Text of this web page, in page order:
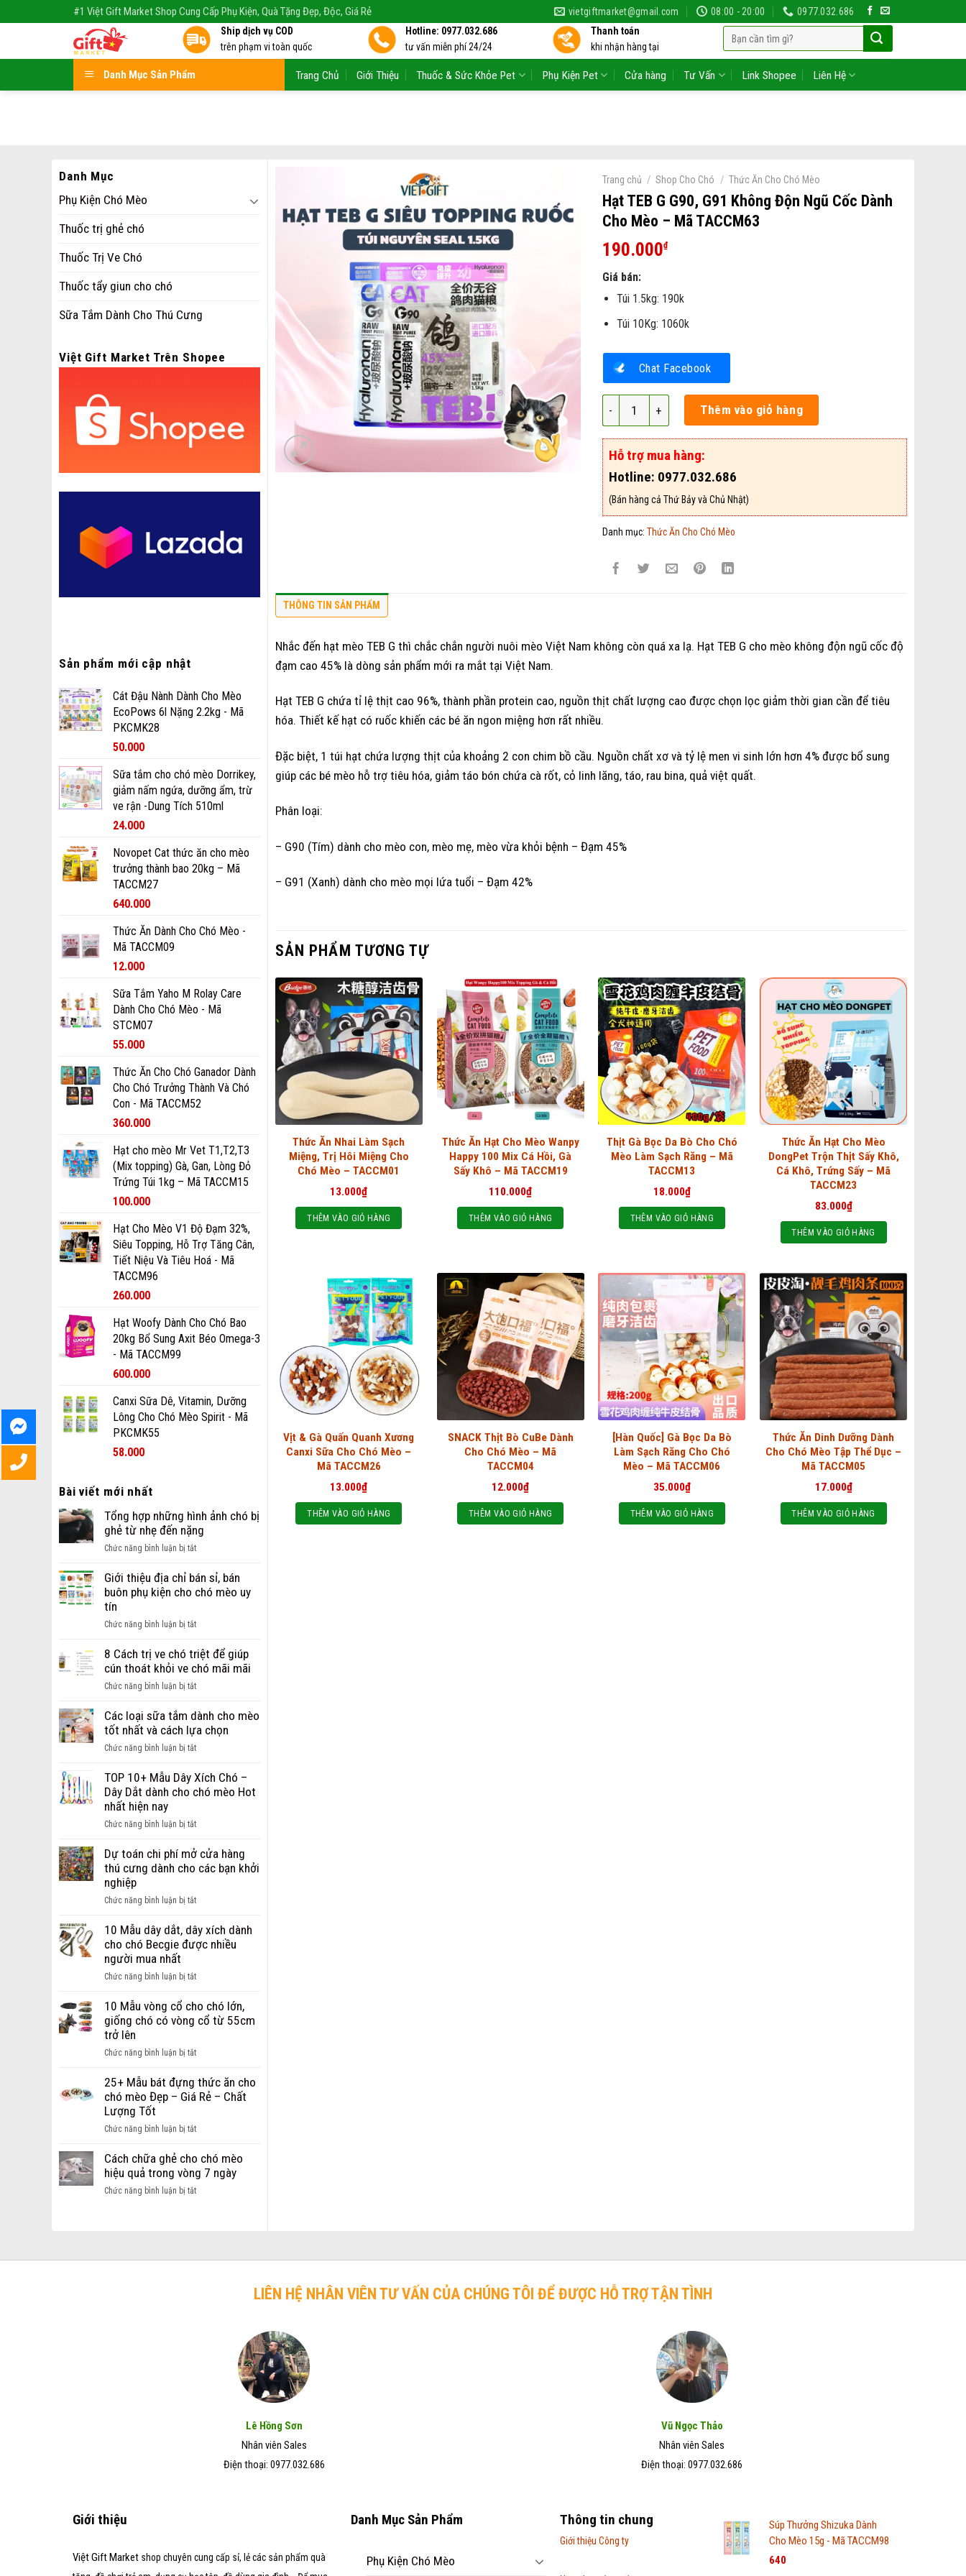
#1 Việt Gift Market Shop Cung Cấp Phụ Kiện, Quà Tặng Đẹp, Độc, Giá Rẻ vietgiftmarket@gmail.com 08:00 - 20:00
0977.032.686
Ship dịch vụ COD
trên phạm vi toàn quốc
Hotline: 0977.032.686
tư vấn miễn phí 24/24
Thanh toán
khi nhận hàng tại
Tìm
kiếm:
Danh Mục Sản Phẩm Trang Chủ Giới Thiệu Thuốc & Sức Khỏe Pet Phụ Kiện Pet Cửa hàng Tư Vấn Link Shopee Liên Hệ
Danh Mục
Phụ Kiện Chó Mèo
Thuốc trị ghẻ chó
Thuốc Trị Ve Chó
Thuốc tẩy giun cho chó
Sữa Tắm Dành Cho Thú Cưng
Việt Gift Market Trên Shopee
Sản phẩm mới cập nhật
Cát Đậu Nành Dành Cho Mèo
EcoPows 6l Nặng 2.2kg - Mã
PKCMK28
50.000
Sữa tắm cho chó mèo Dorrikey,
giảm nấm ngứa, dưỡng ẩm, trừ
ve rận -Dung Tích 510ml
24.000
Novopet Cat thức ăn cho mèo
trưởng thành bao 20kg – Mã
TACCM27
640.000
Thức Ăn Dành Cho Chó Mèo -
Mã TACCM09
12.000
Sữa Tắm Yaho M Rolay Care
Dành Cho Chó Mèo - Mã
STCM07
55.000
Thức Ăn Cho Chó Ganador Dành
Cho Chó Trưởng Thành Và Chó
Con - Mã TACCM52
360.000
Hạt cho mèo Mr Vet T1,T2,T3
(Mix topping) Gà, Gan, Lòng Đỏ
Trứng Túi 1kg – Mã TACCM15
100.000
Hạt Cho Mèo V1 Độ Đạm 32%,
Siêu Topping, Hỗ Trợ Tăng Cân,
Tiết Niệu Và Tiêu Hoá - Mã
TACCM96
260.000
Hạt Woofy Dành Cho Chó Bao
20kg Bổ Sung Axit Béo Omega-3
- Mã TACCM99
600.000
Canxi Sữa Dê, Vitamin, Dưỡng
Lông Cho Chó Mèo Spirit - Mã
PKCMK55
58.000
Bài viết mới nhất
Tổng hợp những hình ảnh chó bị
ghẻ từ nhẹ đến nặng
Chức năng bình luận bị tắtở
hợp
những
chó
ghẻ
từ
nhẹ
nặng
Giới thiệu địa chỉ bán sỉ, bán
buôn phụ kiện cho chó mèo uy
tín
Chức năng bình luận bị tắtở
thiệu
địa
bán
bán
buôn
phụ
cho
chó
tín
8 Cách trị ve chó triệt để giúp
cún thoát khỏi ve chó mãi mãi
Chức năng bình luận bị tắtở
Cách
trị
chó
để
giúp
thoát
ve
chó
Các loại sữa tắm dành cho mèo
tốt nhất và cách lựa chọn
Chức năng bình luận bị tắtở
loại
sữa
cho
tốt
nhất
cách
chọn
TOP 10+ Mẫu Dây Xích Chó –
Dây Dắt dành cho chó mèo Hot
nhất hiện nay
Chức năng bình luận bị tắtở
10+
Mẫu
Chó
Dây
Dắt
cho
Hot
nhất
nay
Dự toán chi phí mở cửa hàng
thú cưng dành cho các bạn khởi
nghiệp
Chức năng bình luận bị tắtở
toán
chi
cửa
thú
cưng
cho
bạn
khởi
nghiệp
10 Mẫu dây dắt, dây xích dành
cho chó Becgie được nhiều
người mua nhất
Chức năng bình luận bị tắtở
Mẫu
dây
xích
cho
chó
được
người
mua
nhất
10 Mẫu vòng cổ cho chó lớn,
giống chó có vòng cổ từ 55cm
trở lên
Chức năng bình luận bị tắtở
Mẫu
vòng
chó
giống
chó
có
25+ Mẫu bát đựng thức ăn cho
chó mèo Đẹp – Giá Rẻ – Chất
Lượng Tốt
Chức năng bình luận bị tắtở
Mẫu
bát
thức
Cách chữa ghẻ cho chó mèo
hiệu quả trong vòng 7 ngày
Chức năng bình luận bị tắtở
chó
Trang chủ / Shop Cho Chó / Thức Ăn Cho Chó Mèo
Hạt TEB G G90, G91 Không Độn Ngũ Cốc Dành
Cho Mèo – Mã TACCM63
190.000₫
Giá bán:
Túi 1.5kg: 190k
Túi 10Kg: 1060k
Chat Facebook
Hạt TEB G G90, G91 Không Độn Ngũ Cốc Dành Cho Mèo – Mã TACCM63 số
Thêm vào giỏ hàng
Hỗ trợ mua hàng:
Hotline: 0977.032.686
(Bán hàng cả Thứ Bảy và Chủ Nhật)
Danh mục: Thức Ăn Cho Chó Mèo
THÔNG TIN SẢN PHẨM
Nhắc đến hạt mèo TEB G thì chắc chắn người nuôi mèo Việt Nam không còn quá xa lạ. Hạt TEB G cho mèo không độn ngũ cốc độ
đạm cao 45% là dòng sản phẩm mới ra mắt tại Việt Nam.
Hạt TEB G chứa tỉ lệ thịt cao 96%, thành phần protein cao, nguồn thịt chất lượng cao được chọn lọc giảm thời gian cần để tiêu
hóa. Thiết kế hạt có ruốc khiến các bé ăn ngon miệng hơn rất nhiều.
Đặc biệt, 1 túi hạt chứa lượng thịt của khoảng 2 con chim bồ cầu. Nguồn chất xơ và tỷ lệ men vi sinh lớn hơn 4% được bổ sung
giúp các bé mèo hỗ trợ tiêu hóa, giảm táo bón chứa cà rốt, cỏ linh lăng, táo, rau bina, quả việt quất.
Phân loại:
– G90 (Tím) dành cho mèo con, mèo mẹ, mèo vừa khỏi bệnh – Đạm 45%
– G91 (Xanh) dành cho mèo mọi lứa tuổi – Đạm 42%
SẢN PHẨM TƯƠNG TỰ
Thức Ăn Nhai Làm Sạch
Miệng, Trị Hôi Miệng Cho
Chó Mèo – TACCM01
13.000₫
THÊM VÀO GIỎ HÀNG
Thức Ăn Hạt Cho Mèo Wanpy
Happy 100 Mix Cá Hồi, Gà
Sấy Khô – Mã TACCM19
110.000₫
THÊM VÀO GIỎ HÀNG
Thịt Gà Bọc Da Bò Cho Chó
Mèo Làm Sạch Răng – Mã
TACCM13
18.000₫
THÊM VÀO GIỎ HÀNG
Thức Ăn Hạt Cho Mèo
DongPet Trộn Thịt Sấy Khô,
Cá Khô, Trứng Sấy – Mã
TACCM23
83.000₫
THÊM VÀO GIỎ HÀNG
Vịt & Gà Quấn Quanh Xương
Canxi Sữa Cho Chó Mèo –
Mã TACCM26
13.000₫
THÊM VÀO GIỎ HÀNG
SNACK Thịt Bò CuBe Dành
Cho Chó Mèo – Mã
TACCM04
12.000₫
THÊM VÀO GIỎ HÀNG
[Hàn Quốc] Gà Bọc Da Bò
Làm Sạch Răng Cho Chó
Mèo – Mã TACCM06
35.000₫
THÊM VÀO GIỎ HÀNG
Thức Ăn Dinh Dưỡng Dành
Cho Chó Mèo Tập Thể Dục –
Mã TACCM05
17.000₫
THÊM VÀO GIỎ HÀNG
LIÊN HỆ NHÂN VIÊN TƯ VẤN CỦA CHÚNG TÔI ĐỂ ĐƯỢC HỖ TRỢ TẬN TÌNH
Lê Hồng Sơn
Nhân viên Sales
Điện thoại: 0977.032.686
Vũ Ngọc Thảo
Nhân viên Sales
Điện thoại: 0977.032.686
Giới thiệu
Việt Gift Marketshop chuyên cung cấp sỉ, lẻ các sản phẩm quà
Danh Mục Sản Phẩm
Phụ Kiện Chó Mèo
Thông tin chung
Giới thiệu Công ty
Súp Thưởng Shizuka Dành
Cho Mèo 15g - Mã TACCM98
640